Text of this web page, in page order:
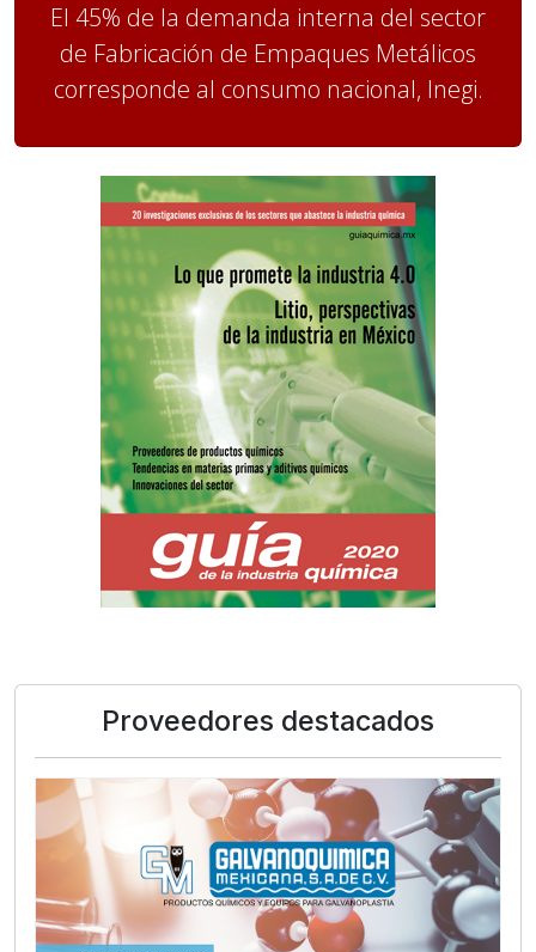
El 45% de la demanda interna del sector
de Fabricación de Empaques Metálicos
corresponde al consumo nacional, Inegi.
Proveedores destacados